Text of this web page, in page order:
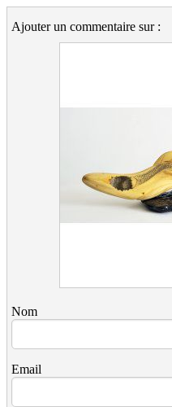
Ajouter un commentaire sur :
Nom
Email